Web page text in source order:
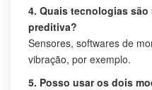
4. Quais tecnologias
preditiva?
Sensores, softwares de
vibração, por exemplo.
5. Posso usar os dois